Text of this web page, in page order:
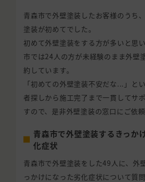
青森市で外壁塗装したお客様のうち
塗装が初めてでした。
初めて外壁塗装をする方が多いと思
市では24人の方が未経験のまま外壁
約しています。
「初めての外壁塗装不安だな...」と
者探しから施工完了まで一貫してサ
すので、是非外壁塗装の窓口にご依頼
青森市で外壁塗装するきっか
化症状
青森市で外壁塗装をした49人に、外
っかけになった劣化症状について質問